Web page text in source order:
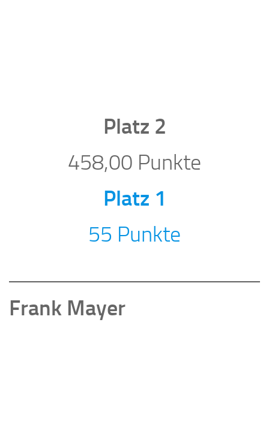
Platz 2
458,00 Punkte
Platz 1
55 Punkte
Frank Mayer